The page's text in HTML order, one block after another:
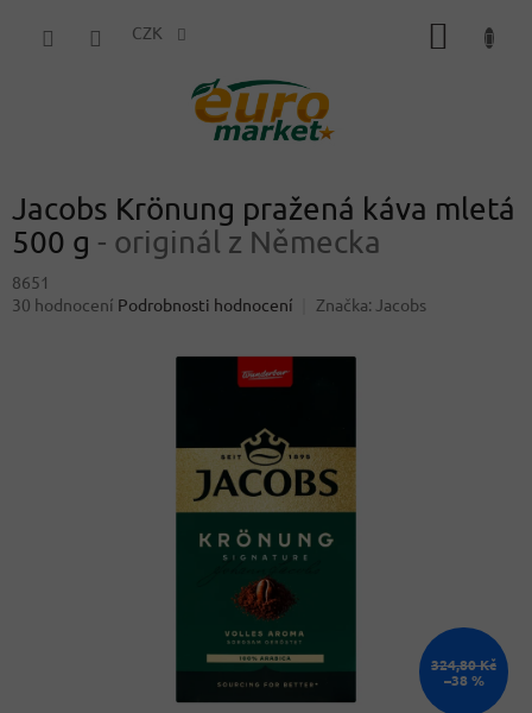
CZK
Jacobs Krönung pražená káva mletá
500 g - originál z Německa
8651
Průměrné
30 hodnocení Podrobnosti hodnocení Značka: Jacobs
324,80 Kč
–38 %